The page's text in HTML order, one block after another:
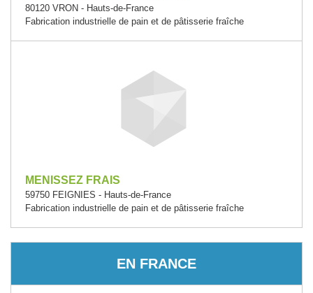
80120 VRON - Hauts-de-France
Fabrication industrielle de pain et de pâtisserie fraîche
MENISSEZ FRAIS
59750 FEIGNIES - Hauts-de-France
Fabrication industrielle de pain et de pâtisserie fraîche
EN FRANCE